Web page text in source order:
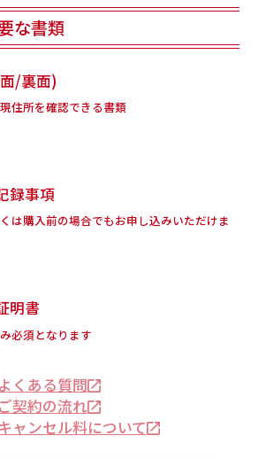
な書類
/裏面)
住所を確認できる書類
録事項
は購入前の場合でもお申し込みいただけま
明書
必須となります
くある質問
契約の流れ
ャンセル料について